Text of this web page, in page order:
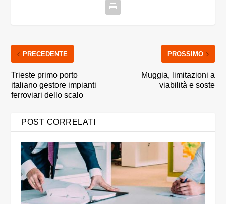
PRECEDENTE
Trieste primo porto
italiano gestore impianti
ferroviari dello scalo
PROSSIMO
Muggia, limitazioni a
viabilità e soste
POST CORRELATI